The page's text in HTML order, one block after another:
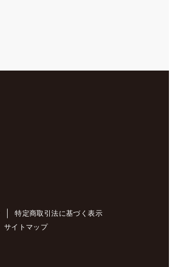
特定商取引法に基づく表示
サイトマップ